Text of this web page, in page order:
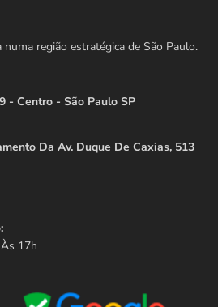
região estratégica de São Paulo.
- Centro - São Paulo SP
Da Av. Duque De Caxias, 513
17h